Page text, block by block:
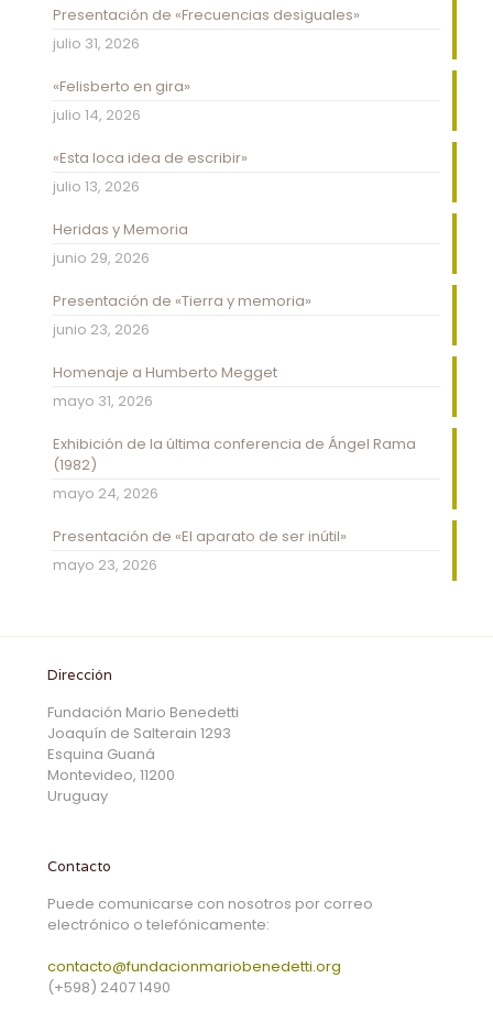
Presentación de «Frecuencias desiguales»
julio 31, 2026
«Felisberto en gira»
julio 14, 2026
«Esta loca idea de escribir»
julio 13, 2026
Heridas y Memoria
junio 29, 2026
Presentación de «Tierra y memoria»
junio 23, 2026
Homenaje a Humberto Megget
mayo 31, 2026
Exhibición de la última conferencia de Ángel Rama
(1982)
mayo 24, 2026
Presentación de «El aparato de ser inútil»
mayo 23, 2026
Dirección
Fundación Mario Benedetti
Joaquín de Salterain 1293
Esquina Guaná
Montevideo, 11200
Uruguay
Contacto
Puede comunicarse con nosotros por correo
electrónico o telefónicamente:
contacto@fundacionmariobenedetti.org
(+598) 2407 1490